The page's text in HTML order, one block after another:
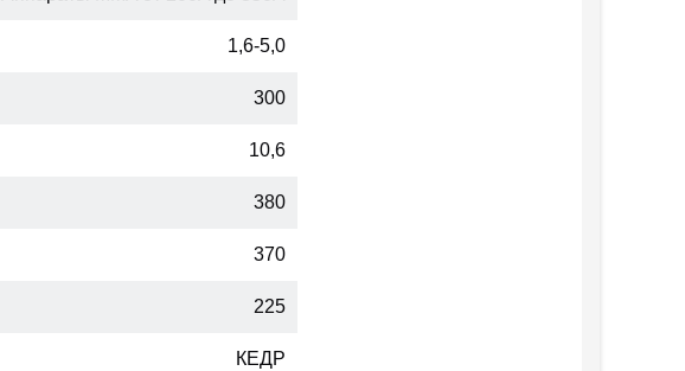
1,6-5,0
300
10,6
380
370
225
КЕДР